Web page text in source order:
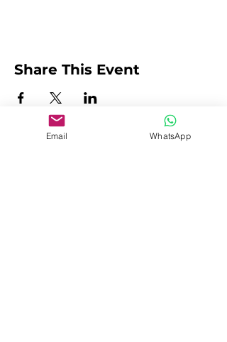
Share This Event
Email WhatsApp